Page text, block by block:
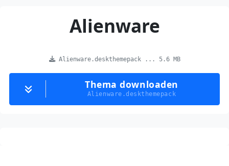
Alienware
Alienware.deskthemepack ... 5.6 MB
Thema downloaden
Alienware.deskthemepack